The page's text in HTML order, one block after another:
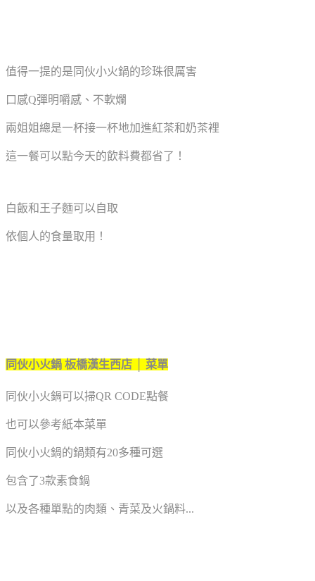
值得一提的是同伙小火鍋的珍珠很厲害
口感Q彈明嚼感、不軟爛
兩姐姐總是一杯接一杯地加進紅茶和奶茶裡
這一餐可以點今天的飲料費都省了！
白飯和王子麵可以自取
依個人的食量取用！
同伙小火鍋 板橋漢生西店 │ 菜單
同伙小火鍋可以掃QR CODE點餐
也可以參考紙本菜單
同伙小火鍋的鍋類有20多種可選
包含了3款素食鍋
以及各種單點的肉類、青菜及火鍋料...